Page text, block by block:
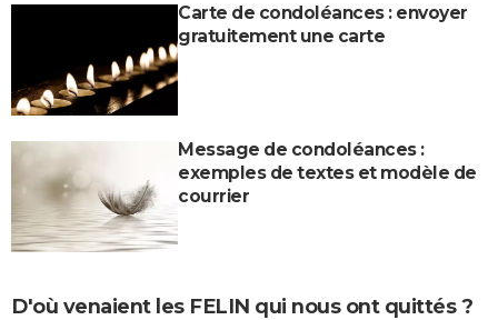
Carte de condoléances : envoyer
gratuitement une carte
Message de condoléances :
exemples de textes et modèle de
courrier
D'où venaient les FELIN qui nous ont quittés ?